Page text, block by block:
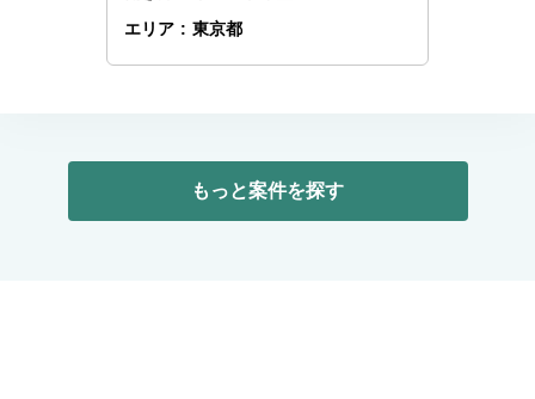
エリア : 東京都
もっと案件を探す